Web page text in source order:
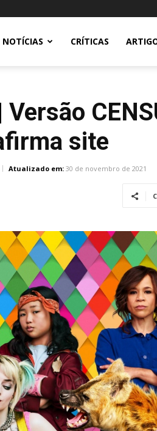
NOTÍCIAS CRÍTICAS
Versão
site
Atualizado em: 30 de novembro de 2021